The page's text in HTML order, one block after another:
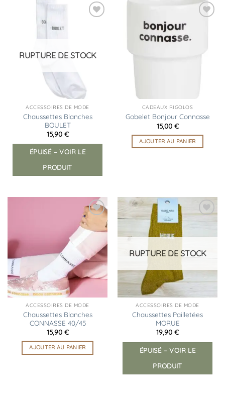
RUPTURE DE STOCK
ACCESSOIRES DE MODE
Chaussettes Blanches
BOULET
15,90 €
ÉPUISÉ – VOIR LE
PRODUIT
CADEAUX RIGOLOS
Gobelet Bonjour Connasse
15,00 €
AJOUTER AU PANIER
Ajouter
à la
d’envies
ACCESSOIRES DE MODE
Chaussettes Blanches
CONNASSE 40/45
15,90 €
AJOUTER AU PANIER
liste
RUPTURE DE STOCK
ACCESSOIRES DE MODE
Chaussettes Pailletées
MORUE
19,90 €
ÉPUISÉ – VOIR LE
PRODUIT